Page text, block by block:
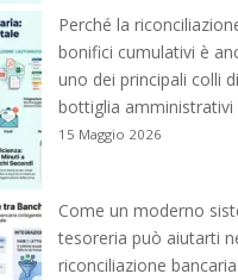
Perché la
bonifici cumulativi è
uno dei principali colli di
bottiglia amministrativi
15 Maggio 2026
Come un moderno
tesoreria può aiutarti
riconciliazione bancaria